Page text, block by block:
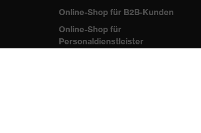
Online-Shop für B2B-Kunden
Online-Shop für
Personaldienstleister